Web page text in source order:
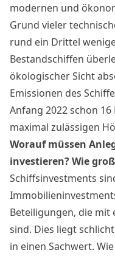
modernen und
Grund vieler
rund ein Drittel
Bestandschiffen
ökologischer Sicht
Emissionen des
Anfang 2022 schon
maximal zulässigen
Worauf müssen
investieren? Wie
Schiffsinvestments
Beteiligungen, die mit
sind. Dies liegt
in einen Sachwert.